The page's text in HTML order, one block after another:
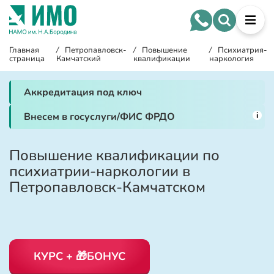
Главная
страница
/ Петропавловск-
Камчатский
/ Повышение
квалификации
/ Психиатрия-
наркология
Аккредитация под ключ
Внесем в госуслуги/ФИС ФРДО
i
Повышение квалификации по
психиатрии-наркологии в
Петропавловск-Камчатском
КУРС + 🎁БОНУС